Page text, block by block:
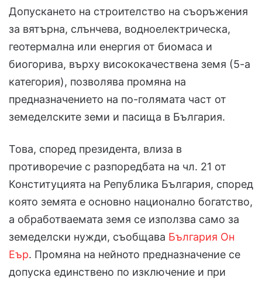
Допускането на строителство на съоръжения
за вятърна, слънчева, водноелектрическа,
геотермална или енергия от биомаса и
биогорива, върху висококачествена земя (5-а
категория), позволява промяна на
предназначението на по-голямата част от
земеделските земи и пасища в България.
Това, според президента, влиза в
противоречие с разпоредбата на чл. 21 от
Конституцията на Република България, според
която земята е основно национално богатство,
а обработваемата земя се използва само за
земеделски нужди, съобщава България Он
Еър. Промяна на нейното предназначение се
допуска единствено по изключение и при